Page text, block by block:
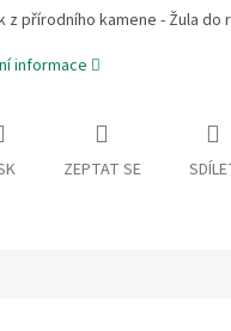
z přírodního kamene - Žula do
informace
ZEPTAT SE